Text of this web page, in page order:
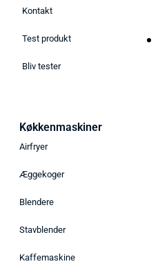
Kontakt
Test produkt
Bliv tester
2026 Bedste
Køkkenmaskiner
Airfryer
Æggekoger
Blendere
Stavblender
Kaffemaskine